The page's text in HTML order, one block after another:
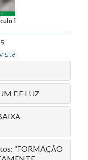
1
DE LUZ
“FORMAÇÃO